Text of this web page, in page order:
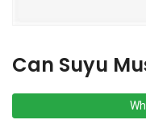
Can Suyu